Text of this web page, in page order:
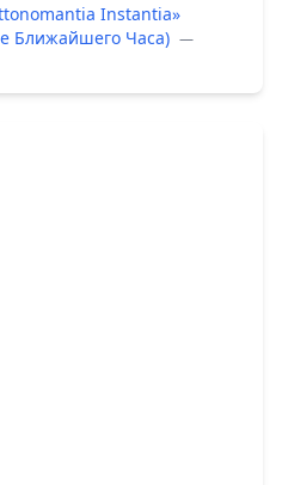
Instantia»
Ближайшего Часа) —